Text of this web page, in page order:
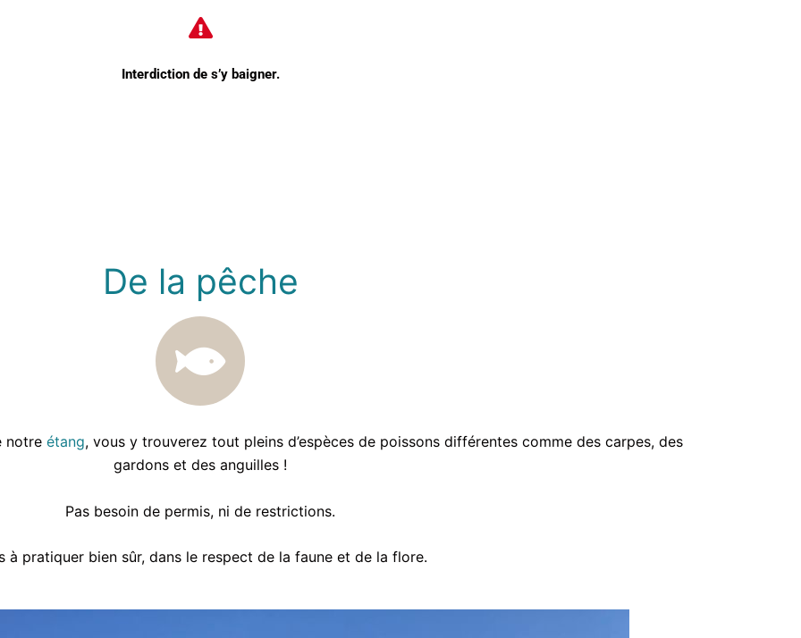
Interdiction de s’y baigner.
De la pêche
notre étang, vous y trouverez tout pleins d’espèces de poissons différentes comme des carpes, des
gardons et des anguilles !
Pas besoin de permis, ni de restrictions.
à pratiquer bien sûr, dans le respect de la faune et de la flore.